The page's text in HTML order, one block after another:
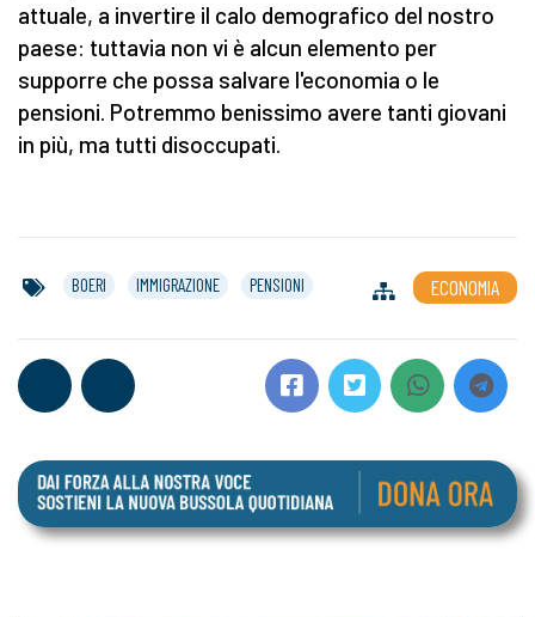
attuale, a invertire il calo demografico del nostro
paese: tuttavia non vi è alcun elemento per
supporre che possa salvare l'economia o le
pensioni. Potremmo benissimo avere tanti giovani
in più, ma tutti disoccupati.
BOERI IMMIGRAZIONE PENSIONI ECONOMIA